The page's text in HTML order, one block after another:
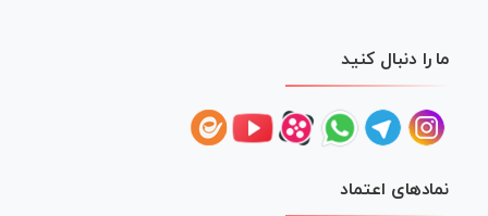
ما را دنبال کنید
نمادهای اعتماد